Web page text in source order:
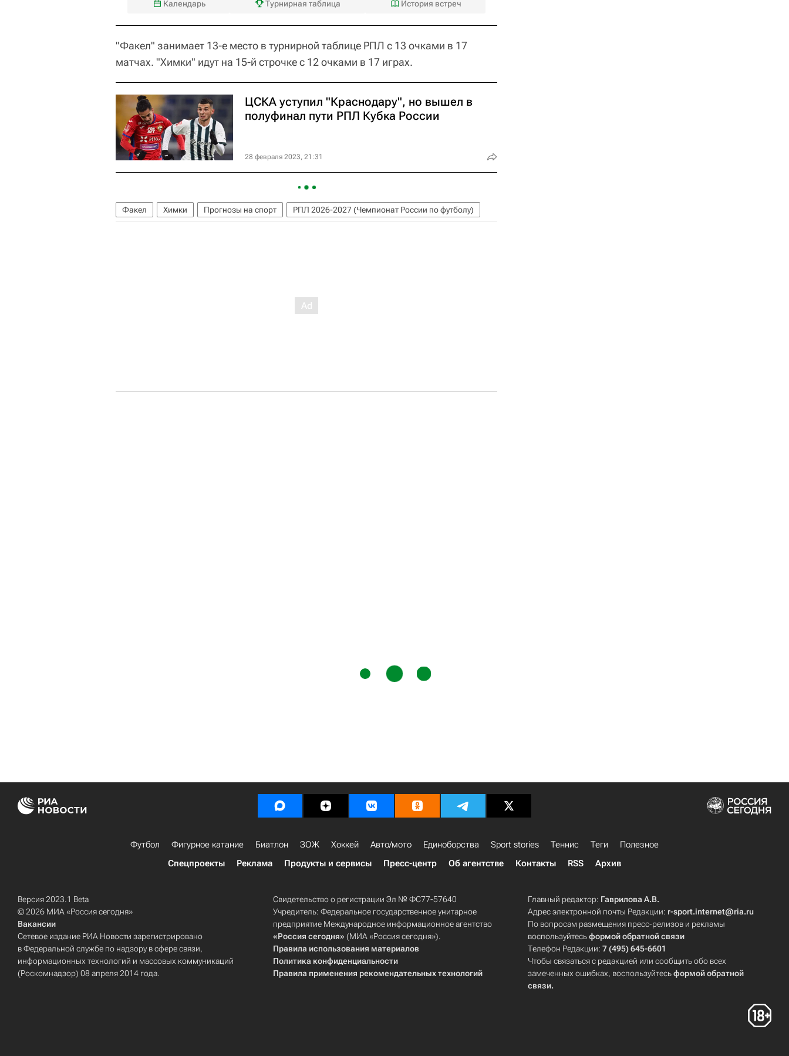
Календарь Турнирная таблица История встреч
"Факел" занимает 13-е место в турнирной таблице РПЛ с 13 очками в 17
матчах. "Химки" идут на 15-й строчке с 12 очками в 17 играх.
ЦСКА уступил "Краснодару", но вышел в
полуфинал пути РПЛ Кубка России
28 февраля 2023, 21:31
Факел Химки Прогнозы на спорт РПЛ 2026-2027 (Чемпионат России по футболу)
Футбол Фигурное катание Биатлон ЗОЖ Хоккей Авто/мото Единоборства Sport stories Теннис Теги
Полезное
Спецпроекты
Реклама Продукты и сервисы Пресс-центр Об агентстве Контакты RSS Архив
Версия 2023.1 Beta
© 2026 МИА «Россия сегодня»
Вакансии
Сетевое издание РИА Новости зарегистрировано
в Федеральной службе по надзору в сфере связи,
информационных технологий и массовых коммуникаций
(Роскомнадзор) 08 апреля 2014 года.
Свидетельство о регистрации Эл № ФС77-57640
Учредитель: Федеральное государственное унитарное
предприятие Международное информационное агентство
«Россия сегодня» (МИА «Россия сегодня»).
Правила использования материалов
Политика конфиденциальности
Правила применения рекомендательных технологий
Главный редактор: Гаврилова А.В.
Адрес электронной почты Редакции: r-sport.internet@ria.ru
По вопросам размещения пресс-релизов и рекламы
воспользуйтесьформой обратной связи
Телефон Редакции:7 (495) 645-6601
Чтобы связаться с редакцией или сообщить обо всех
замеченных ошибках, воспользуйтесьформой обратной
связи.